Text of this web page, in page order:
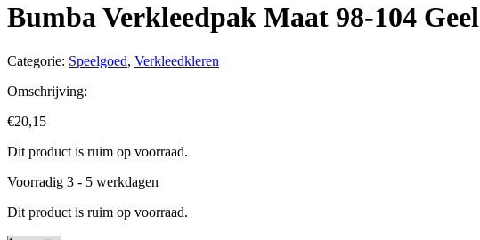
Bumba Verkleedpak Maat 98-104 Geel
Categorie: Speelgoed, Verkleedkleren
Omschrijving:
€20,15
Dit product is ruim op voorraad.
Voorradig 3 - 5 werkdagen
Dit product is ruim op voorraad.